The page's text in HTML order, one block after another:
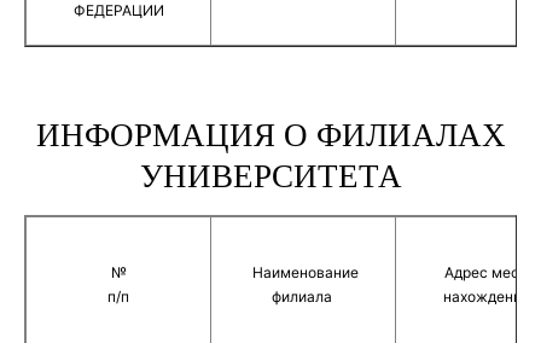
ФЕДЕРАЦИИ
ИНФОРМАЦИЯ О ФИЛИАЛАХ
УНИВЕРСИТЕТА
№
п/п
Наименование
филиала
Адрес места
нахождения